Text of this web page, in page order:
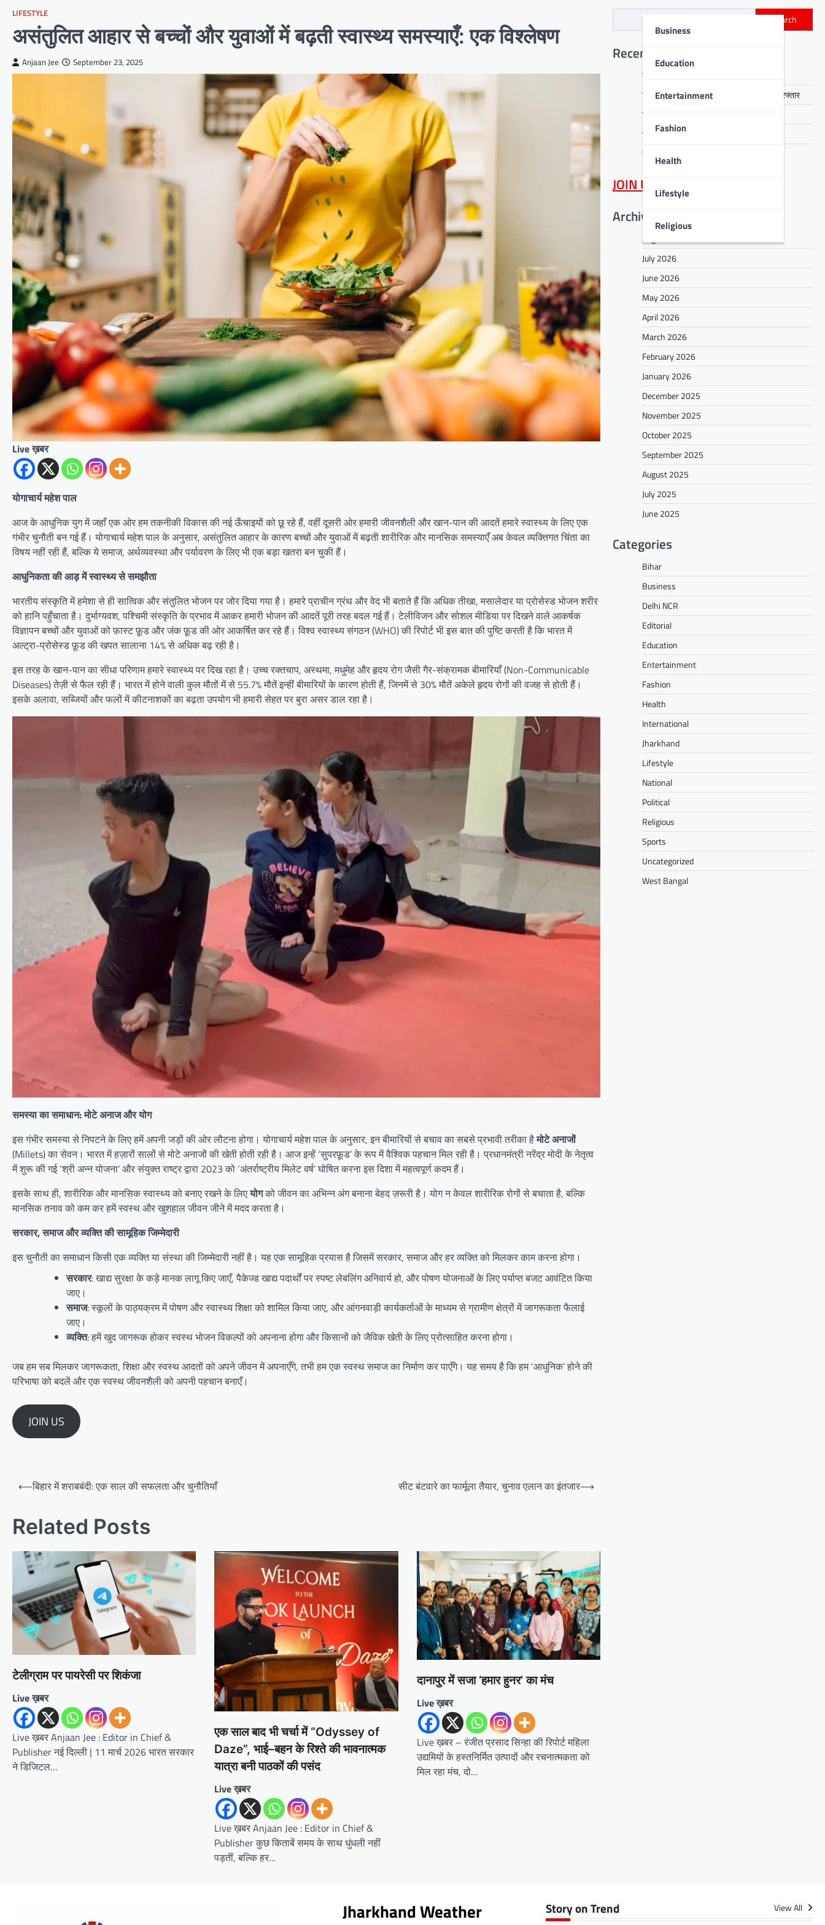
Business
Education
Entertainment
Fashion
Health
Lifestyle
Religious
LIFESTYLE
असंतुलित आहार से बच्चों और युवाओं में बढ़ती स्वास्थ्य समस्याएँ: एक विश्लेषण
Anjaan Jee September 23, 2025
Live ख़बर
योगाचार्य महेश पाल
आज के आधुनिक युग में जहाँ एक ओर हम तकनीकी विकास की नई ऊँचाइयों को छू रहे हैं, वहीं दूसरी ओर हमारी जीवनशैली और खान-पान की आदतें हमारे स्वास्थ्य के लिए एक
गंभीर चुनौती बन गई हैं। योगाचार्य महेश पाल के अनुसार, असंतुलित आहार के कारण बच्चों और युवाओं में बढ़ती शारीरिक और मानसिक समस्याएँ अब केवल व्यक्तिगत चिंता का
विषय नहीं रही हैं, बल्कि ये समाज, अर्थव्यवस्था और पर्यावरण के लिए भी एक बड़ा खतरा बन चुकी हैं।
आधुनिकता की आड़ में स्वास्थ्य से समझौता
भारतीय संस्कृति में हमेशा से ही सात्विक और संतुलित भोजन पर जोर दिया गया है। हमारे प्राचीन ग्रंथ और वेद भी बताते हैं कि अधिक तीखा, मसालेदार या प्रोसेस्ड भोजन शरीर
को हानि पहुँचाता है। दुर्भाग्यवश, पश्चिमी संस्कृति के प्रभाव में आकर हमारी भोजन की आदतें पूरी तरह बदल गई हैं। टेलीविजन और सोशल मीडिया पर दिखने वाले आकर्षक
विज्ञापन बच्चों और युवाओं को फ़ास्ट फ़ूड और जंक फ़ूड की ओर आकर्षित कर रहे हैं। विश्व स्वास्थ्य संगठन (WHO) की रिपोर्ट भी इस बात की पुष्टि करती है कि भारत में
अल्ट्रा-प्रोसेस्ड फ़ूड की खपत सालाना 14% से अधिक बढ़ रही है।
इस तरह के खान-पान का सीधा परिणाम हमारे स्वास्थ्य पर दिख रहा है। उच्च रक्तचाप, अस्थमा, मधुमेह और हृदय रोग जैसी गैर-संक्रामक बीमारियाँ (Non-Communicable
Diseases) तेज़ी से फैल रही हैं। भारत में होने वाली कुल मौतों में से 55.7% मौतें इन्हीं बीमारियों के कारण होती हैं, जिनमें से 30% मौतें अकेले हृदय रोगों की वजह से होती हैं।
इसके अलावा, सब्जियों और फलों में कीटनाशकों का बढ़ता उपयोग भी हमारी सेहत पर बुरा असर डाल रहा है।
समस्या का समाधान: मोटे अनाज और योग
इस गंभीर समस्या से निपटने के लिए हमें अपनी जड़ों की ओर लौटना होगा। योगाचार्य महेश पाल के अनुसार, इन बीमारियों से बचाव का सबसे प्रभावी तरीका हैमोटे अनाजों
(Millets) का सेवन। भारत में हज़ारों सालों से मोटे अनाजों की खेती होती रही है। आज इन्हें ‘सुपरफ़ूड’ के रूप में वैश्विक पहचान मिल रही है। प्रधानमंत्री नरेंद्र मोदी के नेतृत्व
में शुरू की गई ‘श्री अन्न योजना’ और संयुक्त राष्ट्र द्वारा 2023 को ‘अंतर्राष्ट्रीय मिलेट वर्ष’ घोषित करना इस दिशा में महत्वपूर्ण कदम हैं।
इसके साथ ही, शारीरिक और मानसिक स्वास्थ्य को बनाए रखने के लिएयोगको जीवन का अभिन्न अंग बनाना बेहद ज़रूरी है। योग न केवल शारीरिक रोगों से बचाता है, बल्कि
मानसिक तनाव को कम कर हमें स्वस्थ और खुशहाल जीवन जीने में मदद करता है।
सरकार, समाज और व्यक्ति की सामूहिक जिम्मेदारी
इस चुनौती का समाधान किसी एक व्यक्ति या संस्था की जिम्मेदारी नहीं है। यह एक सामूहिक प्रयास है जिसमें सरकार, समाज और हर व्यक्ति को मिलकर काम करना होगा।
सरकार: खाद्य सुरक्षा के कड़े मानक लागू किए जाएँ, पैकेज्ड खाद्य पदार्थों पर स्पष्ट लेबलिंग अनिवार्य हो, और पोषण योजनाओं के लिए पर्याप्त बजट आवंटित किया
जाए।
समाज: स्कूलों के पाठ्यक्रम में पोषण और स्वास्थ्य शिक्षा को शामिल किया जाए, और आंगनवाड़ी कार्यकर्ताओं के माध्यम से ग्रामीण क्षेत्रों में जागरूकता फैलाई
जाए।
व्यक्ति: हमें खुद जागरूक होकर स्वस्थ भोजन विकल्पों को अपनाना होगा और किसानों को जैविक खेती के लिए प्रोत्साहित करना होगा।
जब हम सब मिलकर जागरूकता, शिक्षा और स्वस्थ आदतों को अपने जीवन में अपनाएँगे, तभी हम एक स्वस्थ समाज का निर्माण कर पाएँगे। यह समय है कि हम ‘आधुनिक’ होने की
परिभाषा को बदलें और एक स्वस्थ जीवनशैली को अपनी पहचान बनाएँ।
JOIN US
Post
⟵बिहार में शराबबंदी: एक साल की सफलता और चुनौतियाँ सीट बंटवारे का फार्मूला तैयार, चुनाव एलान का इंतजार⟶
Related Posts
टेलीग्राम पर पायरेसी पर शिकंजा
Live ख़बर
Live ख़बर Anjaan Jee : Editor in Chief &
Publisher नई दिल्ली | 11 मार्च 2026 भारत सरकार
ने डिजिटल…
एक साल बाद भी चर्चा में “Odyssey of
Daze”, भाई–बहन के रिश्ते की भावनात्मक
यात्रा बनी पाठकों की पसंद
Live ख़बर
Live ख़बर Anjaan Jee : Editor in Chief &
Publisher कुछ किताबें समय के साथ धुंधली नहीं
पड़तीं, बल्कि हर…
दानापुर में सजा ‘हमार हुनर’ का मंच
Live ख़बर
Live ख़बर – रंजीत प्रसाद सिन्हा की रिपोर्ट महिला
उद्यमियों के हस्तनिर्मित उत्पादों और रचनात्मकता को
मिल रहा मंच, दो…
Search
Recent Posts
कठिनाइयों में भी मुस्कुराना सिखाते हैं भगवान शिव
जिला उद्योग महाप्रबंधक 50 हजार रिश्वत लेते गिरफ्तार
विश्व हिन्दी परिषद ने बढ़ाया संगठन का दायरा
भागलपुर में ‘पंच सम्मेलन’ आयोजित
मिथिला अकादमी छात्र परिषद ने ली शपथ
JOIN US
Archives
August 2026
July 2026
June 2026
May 2026
April 2026
March 2026
February 2026
January 2026
December 2025
November 2025
October 2025
September 2025
August 2025
July 2025
June 2025
Categories
Bihar
Business
Delhi NCR
Editorial
Education
Entertainment
Fashion
Health
International
Jharkhand
Lifestyle
National
Political
Religious
Sports
Uncategorized
West Bangal
Jharkhand Weather Story on Trend View All